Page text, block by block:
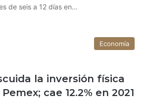
de seis a 12 días en…
Economía
la inversión física
cae 12.2% en 2021